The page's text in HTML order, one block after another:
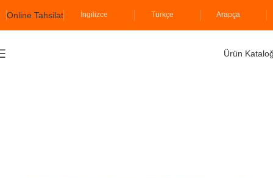
Online Tahsilat İngilizce Türkçe Arapça
Ürün